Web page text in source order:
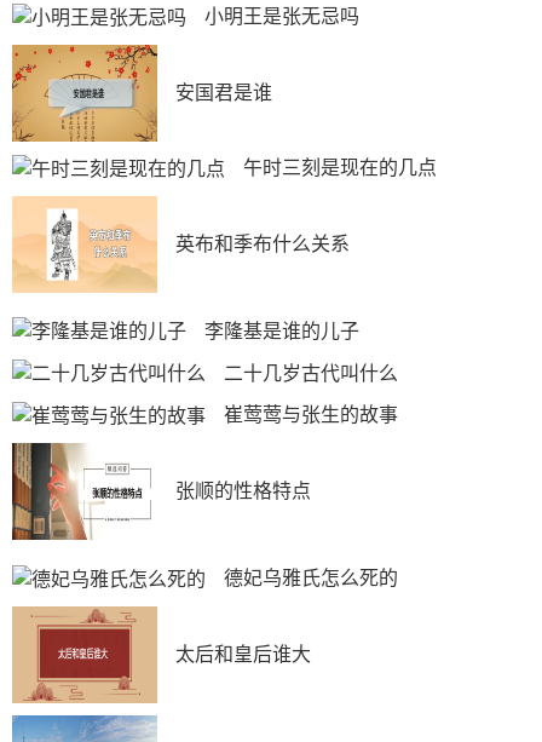
3、羊肉
“小寒”时是一年中气候最冷的时候，人们很容易被风
寒侵袭，抵御严寒最快速有效的办法不是一件棉衣，而是
一碗热气腾腾的羊肉汤。羊肉是温热食物中性价比最高
的，如果用羊肉加点当归、山药、胡萝卜一起煮，加上大
暖暖地过个冬天。
以“当归生姜”为主要原料的当归生姜羊肉汤，有温中
补血、祛寒强身的作用，非常适合慢性疲劳、亚健康状态
较为严重的白领一族;而有严重腰膝酸软、畏寒怕冷的人
群，则适合进补“羊肾红参粥”，有益气壮阳的作用。
惯，所以小寒这天市民的餐桌上也少不了鸡汤和鸡蛋。据
说，鸡骨鸡肉在文火的慢慢煲煮中，营养成分大多会溶入
汤中，极易于人体吸收，是冬季补气补血的进补佳品，钙
质也多。
母鸡炖汤，搭配点养生材料会更好。家里有什么就放
点什么，红枣、莲子、枸杞、桂圆等等的，也可搭配香
菇、山药、虫草花，或者干贝、海米都行，味道都鲜美平
和。小火慢慢煲煮2-3个小时，然后将上面的油脂撇去，
鸡去骨拆肉，直接吃喝，做火锅汤底，或者早晨用鸡汤煮
小明王是张无忌吗
安国君是谁
午时三刻是现在的几点
英布和季布什么关系
李隆基是谁的儿子
二十几岁古代叫什么
崔莺莺与张生的故事
张顺的性格特点
德妃乌雅氏怎么死的
太后和皇后谁大